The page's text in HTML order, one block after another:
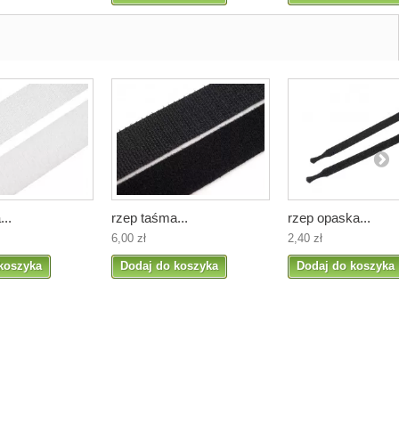
rzep taśma...
6,00 zł
Dodaj do koszyka
rzep opaska...
2,40 zł
Dodaj do koszyka